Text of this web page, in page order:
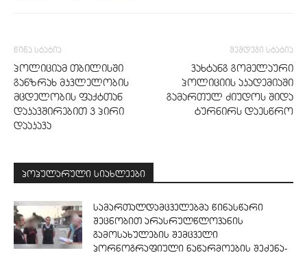
წინა სტატია
პოლიციამ თბილისში
განზრახ მკვლელობის
მცდელობის ფაქტთან
დაკავშირებით 3 პირი
დააკავა
შემდეგი სტატია
ვახტანგ გომელაური
პოლიციის აკადემიაში
გამართულ ძიუდოს შიდა
ტურნირს დაესწრო
პოპულარული სიახლეები
სამართალდამცველებმა წინასწარი
შეცნობით არასრულწლოვანის
გამოსახულების შემცველი
პორნოგრაფიული ნაწარმოების შეძენა-